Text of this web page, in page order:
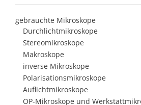
gebrauchte Mikroskope
Durchlichtmikroskope
Stereomikroskope
Makroskope
inverse Mikroskope
Polarisationsmikroskope
Auflichtmikroskope
OP-Mikroskope und